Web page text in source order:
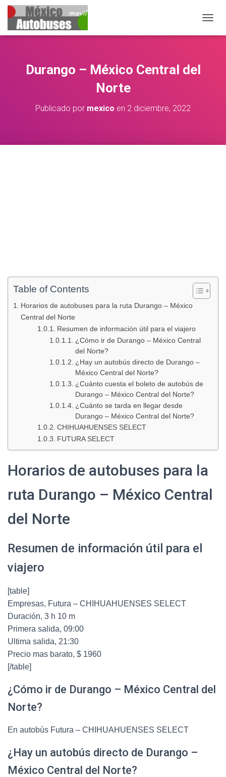
Durango – México Central del
Norte
Publicado por mexico en 2 diciembre, 2022
Table of Contents
Horarios de autobuses para la ruta Durango – México
Central del Norte
Resumen de información útil para el viajero
¿Cómo ir de Durango – México Central
del Norte?
¿Hay un autobús directo de Durango –
México Central del Norte?
¿Cuánto cuesta el boleto de autobús de
Durango – México Central del Norte?
¿Cuánto se tarda en llegar desde
Durango – México Central del Norte?
CHIHUAHUENSES SELECT
FUTURA SELECT
Horarios de autobuses para la
ruta Durango – México Central
del Norte
Resumen de información útil para el
viajero
[table]
Empresas, Futura – CHIHUAHUENSES SELECT
Duración, 3 h 10 m
Primera salida, 09:00
Ultima salida, 21:30
Precio mas barato, $ 1960
[/table]
¿Cómo ir de Durango – México Central del
Norte?
En autobús Futura – CHIHUAHUENSES SELECT
¿Hay un autobús directo de Durango –
México Central del Norte?